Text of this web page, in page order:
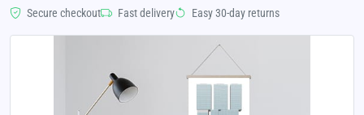
Secure checkout Fast delivery Easy 30-day returns